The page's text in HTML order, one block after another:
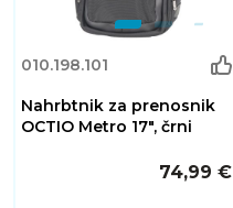
010.198.101
Nahrbtnik za prenosnik
OCTIO Metro 17", črni
74,99 €